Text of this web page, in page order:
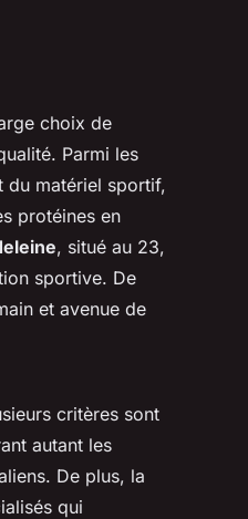
choix de
Parmi les
du matériel sportif,
protéines en
, situé au 23,
sportive. De
et avenue de
critères sont
autant les
De plus, la
qui